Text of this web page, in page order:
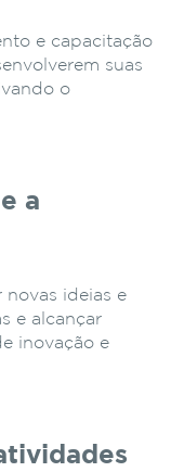
e capacitação
suas
o
a
novas ideias e
e alcançar
inovação e